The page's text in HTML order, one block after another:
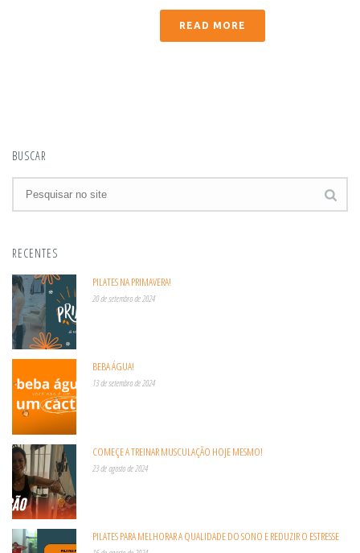
READ MORE
BUSCAR
RECENTES
PILATES NA PRIMAVERA!
20 de setembro de 2024
BEBA ÁGUA!
13 de setembro de 2024
COMEÇE A TREINAR MUSCULAÇÃO HOJE MESMO!
23 de agosto de 2024
PILATES PARA MELHORAR A QUALIDADE DO SONO E REDUZIR O ESTRESSE